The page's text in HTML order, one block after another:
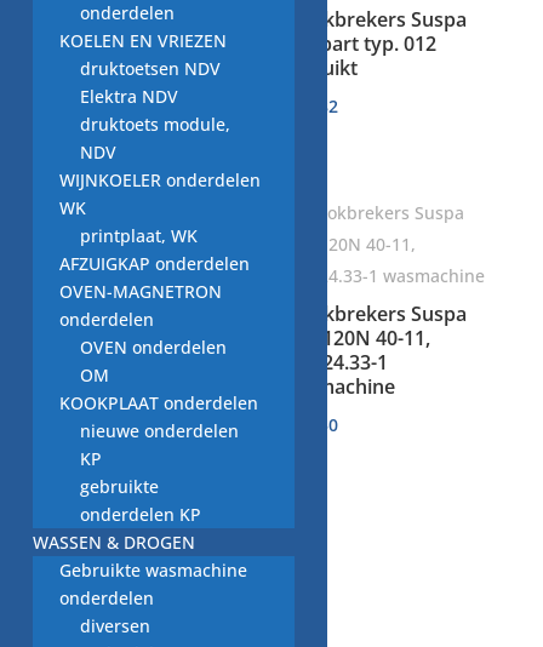
schokdempers
0.40.24.02-0
wasmachine 80N,
DC66-00531C
15,70
schokbrekers Suspa
compart typ. 012
gebruikt
31,82
schokbrekers Suspa
typ. 012, 120N 40-11,
wasmachine
onderdeel
16,12
schokbrekers Suspa
012, 120N 40-11,
0.26.24.33-1
wasmachine
32,50
onderdelen
KOELEN EN VRIEZEN
druktoetsen NDV
Elektra NDV
druktoets module,
NDV
WIJNKOELER onderdelen
WK
printplaat, WK
AFZUIGKAP onderdelen
OVEN-MAGNETRON
onderdelen
OVEN onderdelen
OM
KOOKPLAAT onderdelen
nieuwe onderdelen
KP
gebruikte
onderdelen KP
WASSEN & DROGEN
Gebruikte wasmachine
onderdelen
diversen